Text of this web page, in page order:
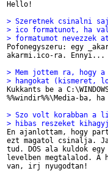
Hello!
> Szeretnek csinalni
> ico formatunot, ha
> formatumot nevezzek
Pofonegyszeru: egy
akarmi.ico-ra. Ennyi...
> Mem jottem ra, hogy
> hangokat (kismeret,
Kukkants be a
%%windir%%\Media-
> Szo volt korabban a
> hibas reszeket
En ajanlottam, hogy
ezt magatol csinalja.
tud. DOS ala kuldok egy
levelben megtalalod. A
van, irj nyugodtan!